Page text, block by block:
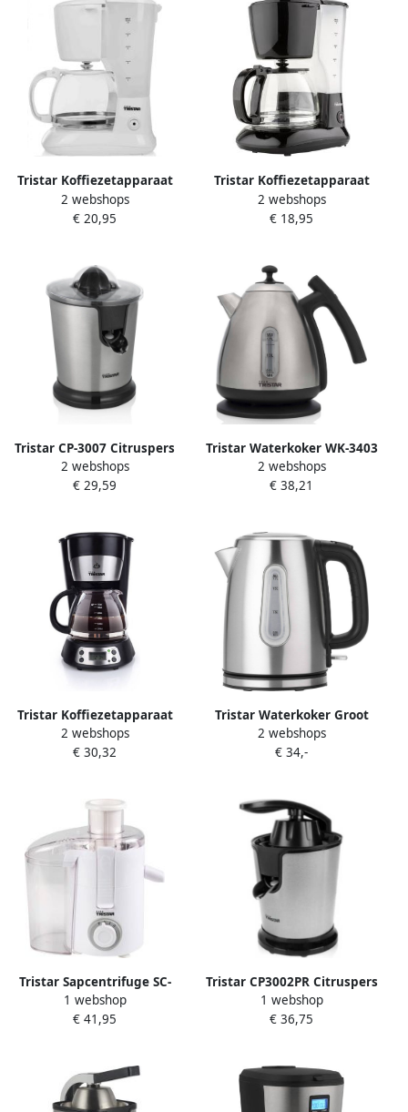
Tristar Koffiezetapparaat
CM-1252 Filter-
koffiezetapparaat Geschikt
kopjes Automatische
uitschakeling Druppelstop
Wasbare koffiefilter Wit
2 webshops
€ 20,95
Tristar Koffiezetapparaat
CM-1245 Filter-
koffiezetapparaat Geschikt
kopjes Automatische
uitschakeling Druppelstop
Wasbare koffiefilter Zwart
2 webshops
€ 18,95
Tristar CP-3007 Citruspers
Elektrische Sinaasappelpers
2 perskegels
2 webshops
€ 29,59
Tristar Waterkoker WK-3403
Digitale Waterkoker met
warmhoudfunctie
draaibaar RVS
2 webshops
€ 38,21
Tristar Koffiezetapparaat
CM-1235 Filter-
koffiezetapparaat 750 ml
Functie Glazen kan
Verwijderbare koffiefilter 7
kopjes Zwart
2 webshops
€ 30,32
Tristar Waterkoker Groot
WK-3373 1 7 Liter 2200 Watt
incl.
2 webshops
€ 34,-
Tristar Sapcentrifuge SC-
2286 Juicer voor Groente &
Fruit Afneembare
1 webshop
€ 41,95
Tristar CP3002PR Citruspers
RVS Zwart
1 webshop
€ 36,75